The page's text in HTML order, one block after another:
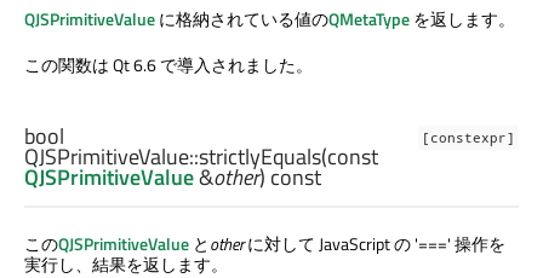
QJSPrimitiveValueに格納されている値のQMetaTypeを返します。
この関数は Qt 6.6 で導入されました。
[constexpr]
bool
QJSPrimitiveValue::strictlyEquals(const
QJSPrimitiveValue&other) const
このQJSPrimitiveValue とotherに対して JavaScript の '===' 操作を
実行し、結果を返します。